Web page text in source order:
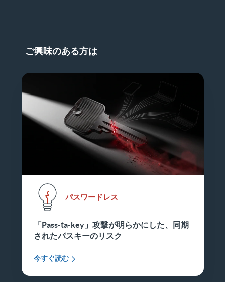
ご興味のある方は
パスワードレス
「Pass-ta-key」攻撃が明らかにした、同期
されたパスキーのリスク
今すぐ読む